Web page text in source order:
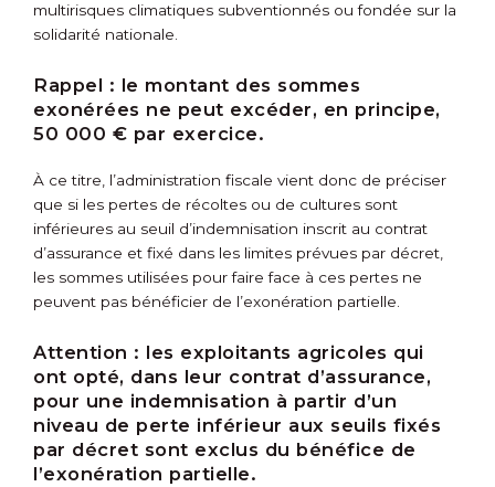
multirisques climatiques subventionnés ou fondée sur la
solidarité nationale.
Rappel : le montant des sommes
exonérées ne peut excéder, en principe,
50 000 € par exercice.
À ce titre, l’administration fiscale vient donc de préciser
que si les pertes de récoltes ou de cultures sont
inférieures au seuil d’indemnisation inscrit au contrat
d’assurance et fixé dans les limites prévues par décret,
les sommes utilisées pour faire face à ces pertes ne
peuvent pas bénéficier de l’exonération partielle.
Attention : les exploitants agricoles qui
ont opté, dans leur contrat d’assurance,
pour une indemnisation à partir d’un
niveau de perte inférieur aux seuils fixés
par décret sont exclus du bénéfice de
l’exonération partielle.